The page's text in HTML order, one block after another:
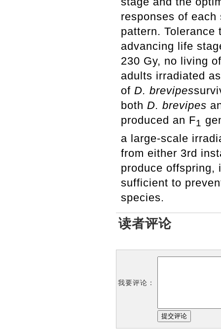
responses of
pattern.
advancing life
230 Gy, no living
adults irradiated
of D. brevipes
both D. brevipes
produced an F1
a large-scale
from either 3rd
produce offspring,
sufficient to
species.
读者评论
我要评论：